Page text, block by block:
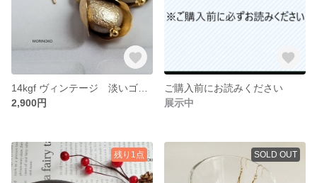
2,900円
ご購入前にお読みください
展示中
残り1点 SOLD OUT